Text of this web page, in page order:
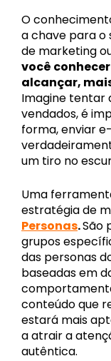
O
a chave para o
de marketing
você
alcançar,
Imagine tentar
vendados, é
forma, enviar
um tiro no
Uma
estratégia de
Personas.São
grupos
das personas
baseadas em
conteúdo que
estará mais
a atrair a
autêntica.